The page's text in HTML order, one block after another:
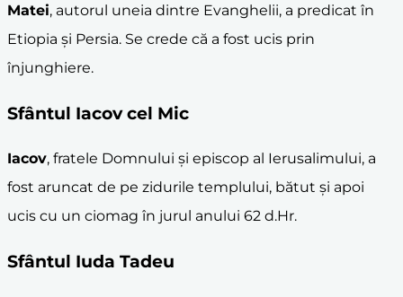
Matei, autorul uneia dintre Evanghelii, a predicat în
Etiopia și Persia. Se crede că a fost ucis prin
înjunghiere.
Sfântul Iacovcel Mic
Iacov, fratele Domnului și episcop al Ierusalimului, a
fost aruncat de pe zidurile templului, bătut și apoi
ucis cu un ciomag în jurul anului 62 d.Hr.
Sfântul Iuda Tadeu